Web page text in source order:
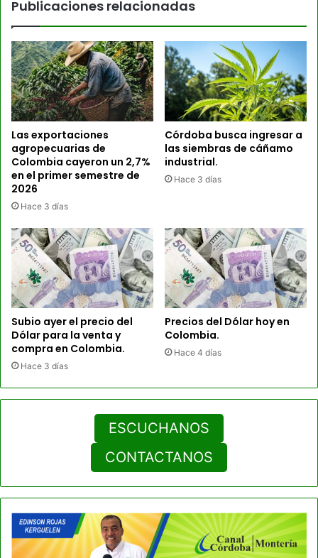
Publicaciones relacionadas
Las exportaciones
agropecuarias de
Colombia cayeron un 2,7%
en el primer semestre de
2026
Hace 3 días
Córdoba busca ingresar a
las siembras de cáñamo
industrial.
Hace 3 días
Subio ayer el precio del
Dólar para la venta y
compra en Colombia.
Hace 3 días
Precios del Dólar hoy en
Colombia.
Hace 4 días
ESCUCHANOS
CONTACTANOS